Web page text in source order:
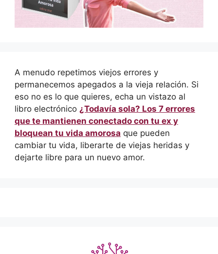
A menudo repetimos viejos errores y
permanecemos apegados a la vieja relación. Si
eso no es lo que quieres, echa un vistazo al
libro electrónico ¿Todavía sola? Los 7 errores
que te mantienen conectado con tu ex y
bloquean tu vida amorosa que pueden
cambiar tu vida, liberarte de viejas heridas y
dejarte libre para un nuevo amor.